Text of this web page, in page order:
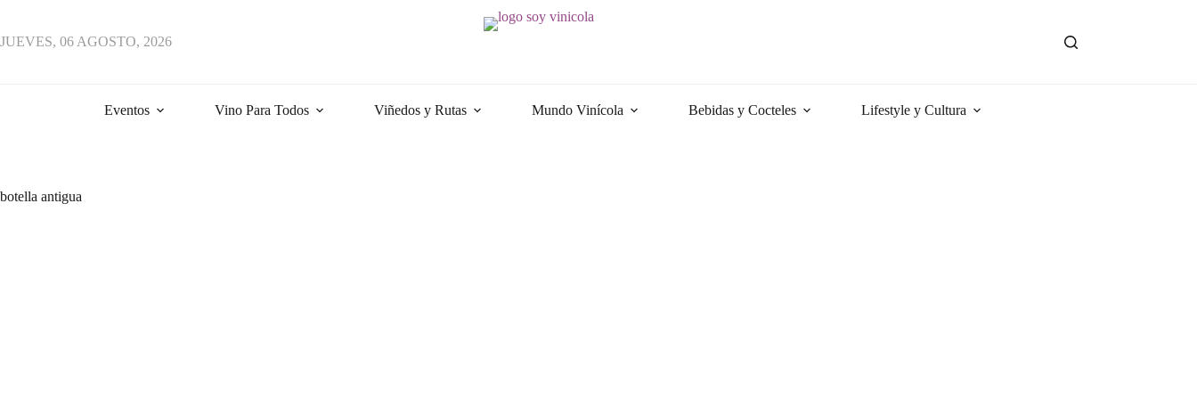
contenido
JUEVES, 06 AGOSTO, 2026
Eventos Vino Para Todos Viñedos y Rutas Mundo Vinícola Bebidas y Cocteles Lifestyle y Cultura
botella antigua